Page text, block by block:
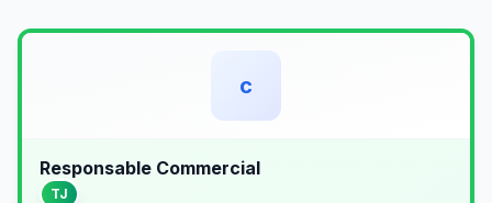
c
Responsable Commercial
TJ